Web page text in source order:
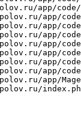
app/
app/
app/
app/
app/
app/
app/
app/
app/